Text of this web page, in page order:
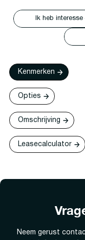
Ik heb interesse
Kenmerken
Opties
Omschrijving
Leasecalculator
Neem gerust